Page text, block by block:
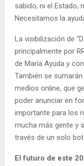
sabido, ni el Estado,
Necesitamos la
La visibilización de
principalmente por
de María Ayuda y
También se
medios online, que
poder anunciar en
importante para los
mucha más gente y
través de un solo
El futuro de este